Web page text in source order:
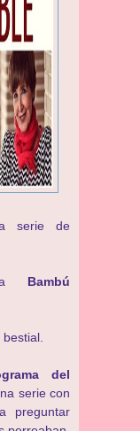
serie de
Bambú
del
serie con
preguntar